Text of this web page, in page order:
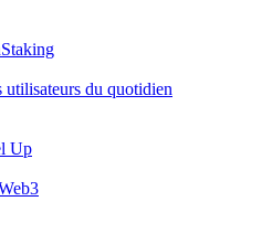
Staking
utilisateurs du quotidien
Up